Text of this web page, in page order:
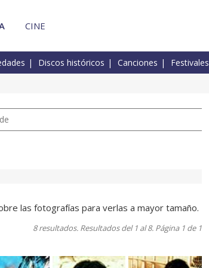
CINE
Discos históricos Canciones Festivales
las fotografías para verlas a mayor tamaño.
8 resultados. Resultados del 1 al 8. Página 1 de 1